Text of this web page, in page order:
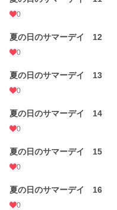
0
夏の日のサマーデイ 12
0
夏の日のサマーデイ 13
0
夏の日のサマーデイ 14
0
夏の日のサマーデイ 15
0
夏の日のサマーデイ 16
0